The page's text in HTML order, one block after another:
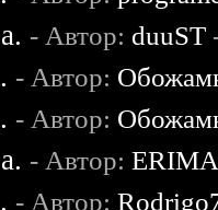
- Автор: duuST
- Автор:
- Автор:
- Автор:
- Автор: